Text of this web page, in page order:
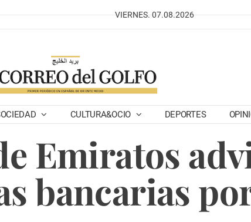
VIERNES. 07.08.2026
CULTURA&OCIO DEPORTES
Emiratos
bancarias